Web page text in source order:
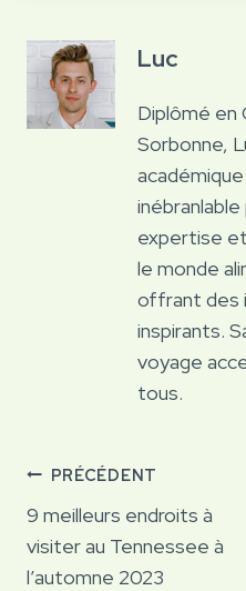
Luc
Diplômé en
Sorbonne,
expertise
le monde
offrant des
inspirants.
voyage
tous.
Navigation
de
l’article
PRÉCÉDENT
9 meilleurs endroits à
visiter au Tennessee à
l’automne 2023